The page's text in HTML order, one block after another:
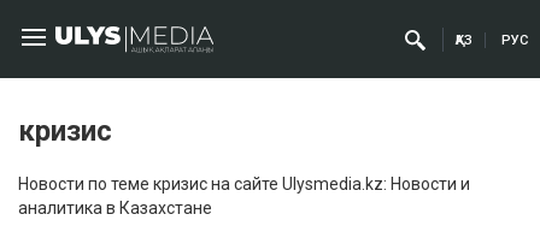
ҚАЗ РУС
кризис
Новости по теме кризис на сайте Ulysmedia.kz: Новости и
аналитика в Казахстане